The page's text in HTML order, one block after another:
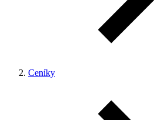
Ceníky